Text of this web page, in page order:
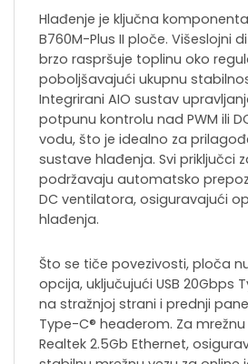
Hlađenje je ključna
B760M-Plus II ploče. Višeslojni
brzo raspršuje toplinu oko
poboljšavajući ukupnu
Integrirani AIO sustav
potpunu kontrolu nad PWM ili
vodu, što je idealno za
sustave hlađenja. Svi priključci
podržavaju automatsko
DC ventilatora, osiguravajući
hlađenja.
Što se tiče povezivosti, ploča
opcija, uključujući USB 20Gbps
na stražnjoj strani i prednji panel
Type-C® headerom. Za
Realtek 2.5Gb Ethernet,